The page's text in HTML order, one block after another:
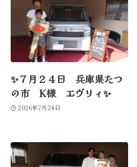
✨７月２４日 兵庫県たつ
の市 K様 エヴリィ✨
2026年7月24日